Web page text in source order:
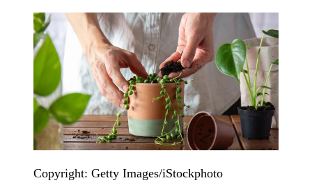
Copyright: Getty Images/iStockphoto